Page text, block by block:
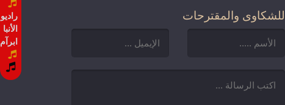
للشكاوى والمقترحات
راديو
الأنبا
ابرآم